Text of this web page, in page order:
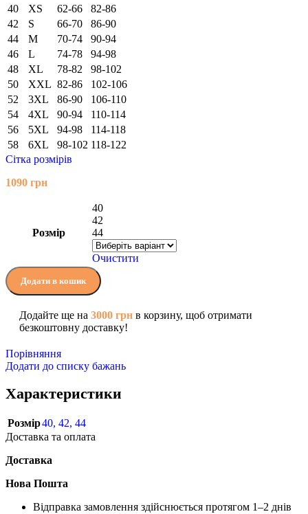
40
XS 62-66
82-86
42
S 66-70
86-90
44
M 70-74
90-94
46
L 74-78
94-98
48
XL 78-82
98-102
50
XXL 82-86
102-106
52
3XL 86-90
106-110
54
4XL 90-94
110-114
56
5XL 94-98
114-118
58
6XL 98-102 118-122
Сітка розмірів
1090 грн
Розмір
40
42
44
Очистити
Додати в кошик
Додайте ще на 3000 грн в корзину, щоб отримати
безкоштовну доставку!
Порівняння
Додати до списку бажань
Характеристики
Розмір40, 42, 44
Доставка та оплата
Доставка
Нова Пошта
Відправка замовлення здійснюється протягом 1–2 днів